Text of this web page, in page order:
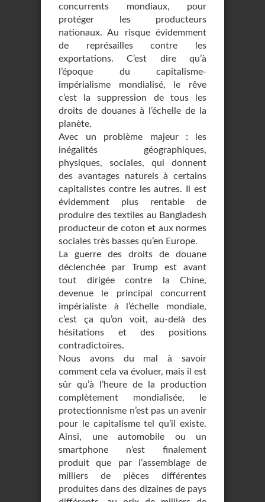
concurrents mondiaux, pour
protéger les producteurs
nationaux. Au risque évidemment
de représailles contre les
exportations. C’est dire qu’à
l’époque du capitalisme-
impérialisme mondialisé, le rêve
c’est la suppression de tous les
droits de douanes à l’échelle de la
planète.
Avec un problème majeur : les
inégalités géographiques,
physiques, sociales, qui donnent
des avantages naturels à certains
capitalistes contre les autres. Il est
évidemment plus rentable de
produire des textiles au Bangladesh
producteur de coton et aux normes
sociales très basses qu’en Europe.
La guerre des droits de douane
déclenchée par Trump est avant
tout dirigée contre la Chine,
devenue le principal concurrent
impérialiste à l’échelle mondiale,
c’est ça qu’on voit, au-delà des
hésitations et des positions
contradictoires.
Nous avons du mal à savoir
comment cela va évoluer, mais il est
sûr qu’à l’heure de la production
complètement mondialisée, le
protectionnisme n’est pas un avenir
pour le capitalisme tel qu’il existe.
Ainsi, une automobile ou un
smartphone n’est finalement
produit que par l’assemblage de
milliers de pièces différentes
produites dans des dizaines de pays